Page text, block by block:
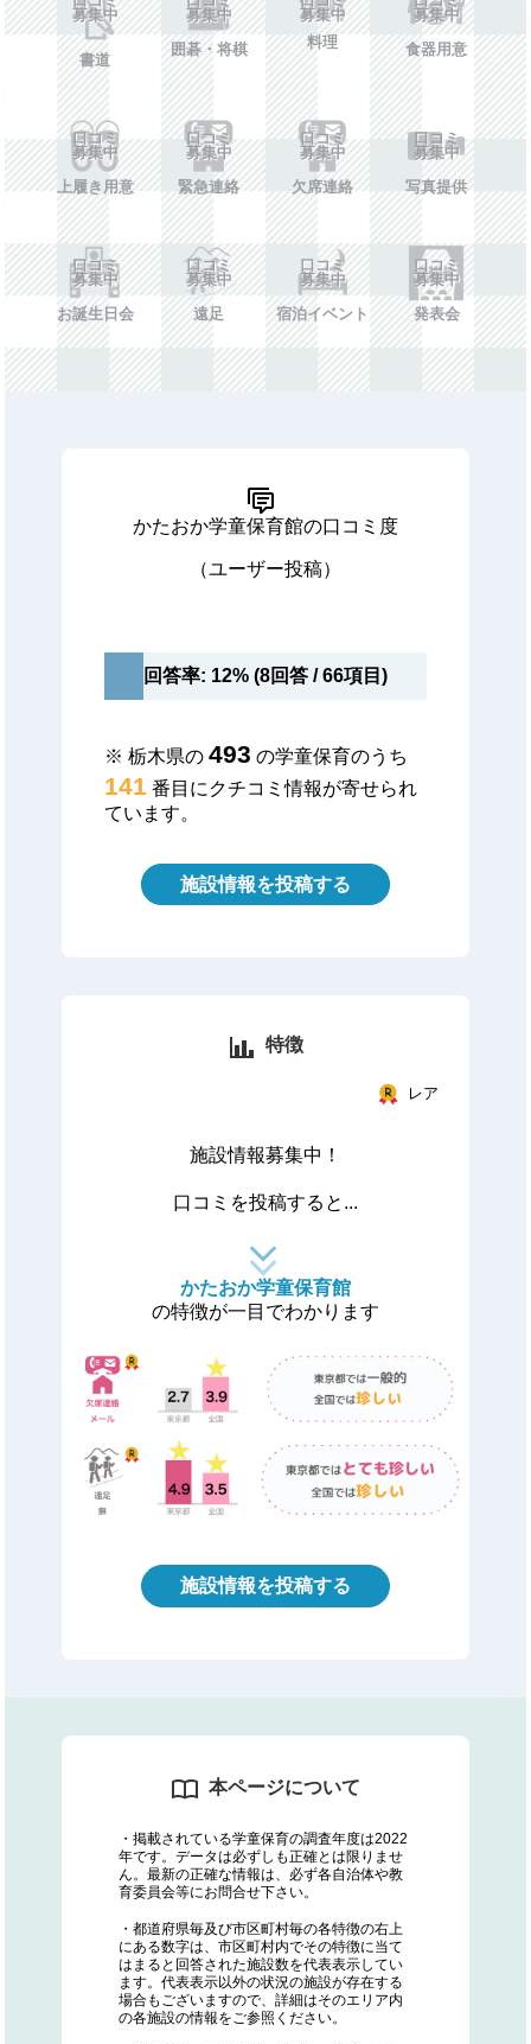
募集中
書道
募集中
囲碁・将棋
募集中
料理
募集中
食器用意
口コミ
募集中
上履き用意
口コミ
募集中
緊急連絡
口コミ
募集中
欠席連絡
口コミ
募集中
写真提供
口コミ
募集中
お誕生日会
口コミ
募集中
遠足
口コミ
募集中
宿泊イベント
口コミ
募集中
発表会
かたおか学童保育館の口コミ度
（ユーザー投稿）
回答率: 12% (8回答 / 66項目)
※ 栃木県の 493 の学童保育のうち
141 番目にクチコミ情報が寄せられ
ています。
施設情報を投稿する
特徴
レア
施設情報募集中！
口コミを投稿すると...
かたおか学童保育館
の特徴が一目でわかります
施設情報を投稿する
本ページについて
・掲載されている学童保育の調査年度は2022
年です。データは必ずしも正確とは限りませ
ん。最新の正確な情報は、必ず各自治体や教
育委員会等にお問合せ下さい。
・都道府県毎及び市区町村毎の各特徴の右上
にある数字は、市区町村内でその特徴に当て
はまると回答された施設数を代表表示してい
ます。代表表示以外の状況の施設が存在する
場合もございますので、詳細はそのエリア内
の各施設の情報をご参照ください。